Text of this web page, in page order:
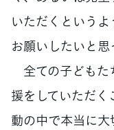
いただくという
お願いしたいと思
全ての子どもた
援をしていただ
動の中で本当に